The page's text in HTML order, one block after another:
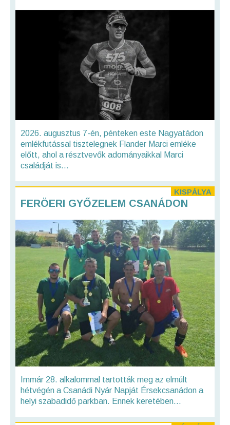
2026. augusztus 7-én, pénteken este Nagyatádon
emlékfutással tisztelegnek Flander Marci emléke
előtt, ahol a résztvevők adományaikkal Marci
családját is...
KISPÁLYA
FERÖERI GYŐZELEM CSANÁDON
Immár 28. alkalommal tartották meg az elmúlt
hétvégén a Csanádi Nyár Napját Érsekcsanádon a
helyi szabadidő parkban. Ennek keretében...